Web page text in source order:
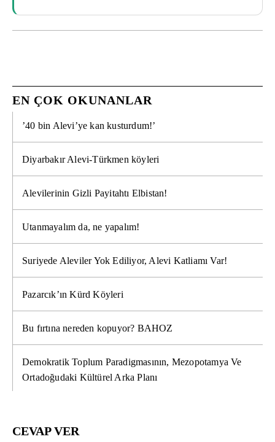
EN ÇOK OKUNANLAR
’40 bin Alevi’ye kan kusturdum!’
Diyarbakır Alevi-Türkmen köyleri
Alevilerinin Gizli Payitahtı Elbistan!
Utanmayalım da, ne yapalım!
Suriyede Aleviler Yok Ediliyor, Alevi Katliamı Var!
Pazarcık’ın Kürd Köyleri
Bu fırtına nereden kopuyor? BAHOZ
Demokratik Toplum Paradigmasının, Mezopotamya Ve
Ortadoğudaki Kültürel Arka Planı
CEVAP VER